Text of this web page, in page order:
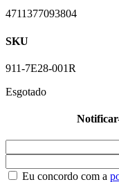
4711377093804
SKU
911-7E28-001R
Esgotado
Eu concordo com a